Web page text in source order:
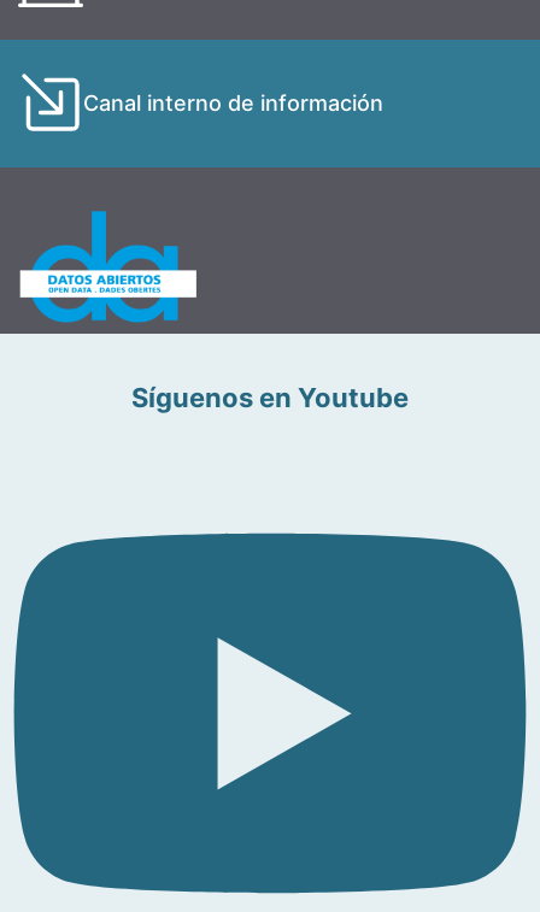
Canal interno de información
Síguenos en Youtube